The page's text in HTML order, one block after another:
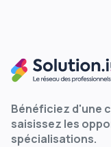
Bénéficiez d'une
saisissez les
spécialisations.